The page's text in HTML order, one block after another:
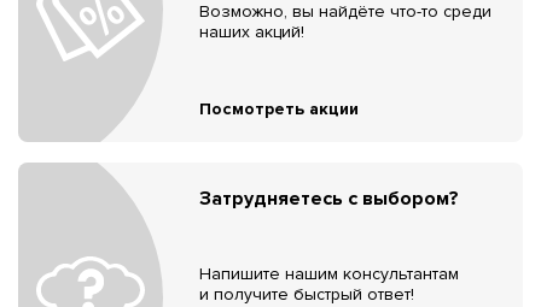
Возможно, вы найдёте что-то среди
наших акций!
Посмотреть акции
Затрудняетесь с выбором?
Напишите нашим консультантам
и получите быстрый ответ!